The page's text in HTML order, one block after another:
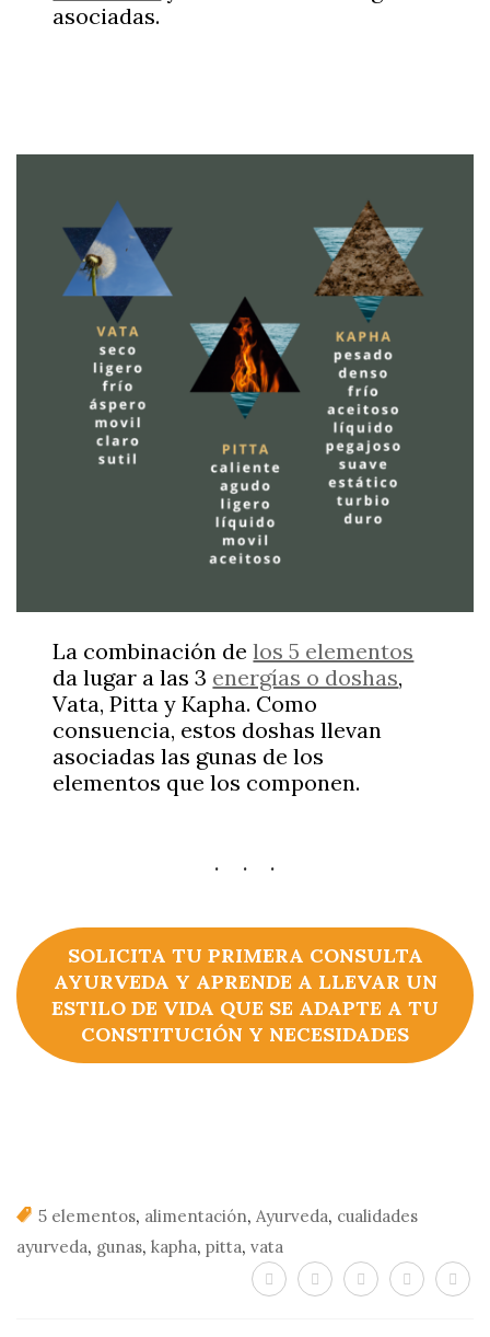
asociadas.
La combinación delos 5 elementos
da lugar a las 3 energías o doshas,
Vata, Pitta y Kapha. Como
consuencia, estos doshas llevan
asociadas las gunas de los
elementos que los componen.
SOLICITA TU PRIMERA CONSULTA
AYURVEDA Y APRENDE A LLEVAR UN
ESTILO DE VIDA QUE SE ADAPTE A TU
CONSTITUCIÓN Y NECESIDADES
5 elementos, alimentación, Ayurveda, cualidades
ayurveda, gunas, kapha, pitta, vata